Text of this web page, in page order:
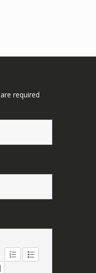
are required